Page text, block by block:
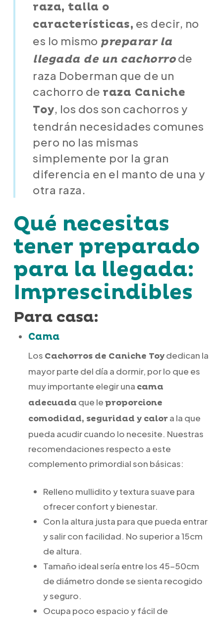
raza, talla o
características, es decir, no
es lo mismo preparar la
llegada de un cachorrode
raza Doberman que de un
cachorro de raza Caniche
Toy, los dos son cachorros y
tendrán necesidades comunes
pero no las mismas
simplemente por la gran
diferencia en el manto de una y
otra raza.
Qué necesitas
tener preparado
para la llegada:
Imprescindibles
Para casa:
Cama
Los Cachorros de Caniche Toydedican la
mayor parte del día a dormir, por lo que es
muy importante elegir una cama
adecuada que leproporcione
comodidad, seguridad y calora la que
pueda acudir cuando lo necesite. Nuestras
recomendaciones respecto a este
complemento primordial son básicas:
Relleno mullidito y textura suave para
ofrecer confort y bienestar.
Con la altura justa para que pueda entrar
y salir con facilidad. No superior a 15cm
de altura.
Tamaño ideal sería entre los 45-50cm
de diámetro donde se sienta recogido
y seguro.
Ocupa poco espacio y fácil de